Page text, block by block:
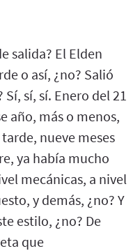
salida? El Elden
o así, ¿no? Salió
sí, sí. Enero del 21
año, más o menos,
nueve meses
ya había mucho
mecánicas, a nivel
y demás, ¿no? Y
estilo, ¿no? De
que